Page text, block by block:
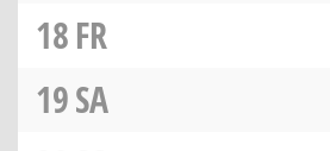
18FR
19SA